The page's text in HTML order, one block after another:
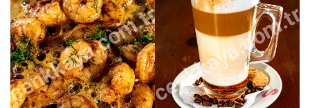
cenkkaya.com.trcenkkaya.com.tr